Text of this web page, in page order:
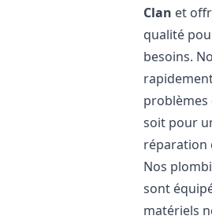
Clan et
qualité
besoins.
problèmes
soit pour
réparation
Nos
sont
matériels